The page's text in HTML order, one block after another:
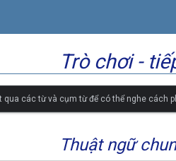
Trò chơi -
qua các từ và cụm từ để có thể nghe cách
Thuật ngữ